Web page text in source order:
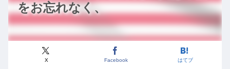
をお忘れなく、
X Facebook はてブ